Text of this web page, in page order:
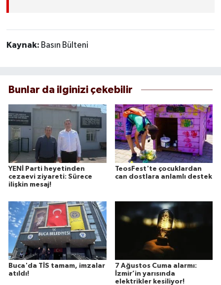
Kaynak: Basın Bülteni
Bunlar da ilginizi çekebilir
YENİ Parti heyetinden
cezaevi ziyareti: Sürece
ilişkin mesaj!
TeosFest'te çocuklardan
can dostlara anlamlı destek
Buca'da TİS tamam, imzalar
atıldı!
7 Ağustos Cuma alarmı:
İzmir’in yarısında
elektrikler kesiliyor!